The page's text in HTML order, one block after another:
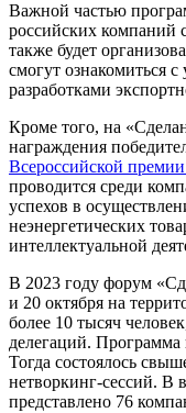
Важной частью
российских компаний
также будет
смогут ознакомиться
разработками
Кроме того, на
награждения
Всероссийской
проводится среди
успехов в
неэнергетических
интеллектуальной
В 2023 году форум
и 20 октября на
более 10 тысяч
делегаций.
Тогда состоялось
нетворкинг-сессий. В
представлено 76